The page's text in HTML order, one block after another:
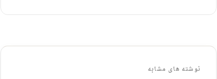
نوشته های مشابه